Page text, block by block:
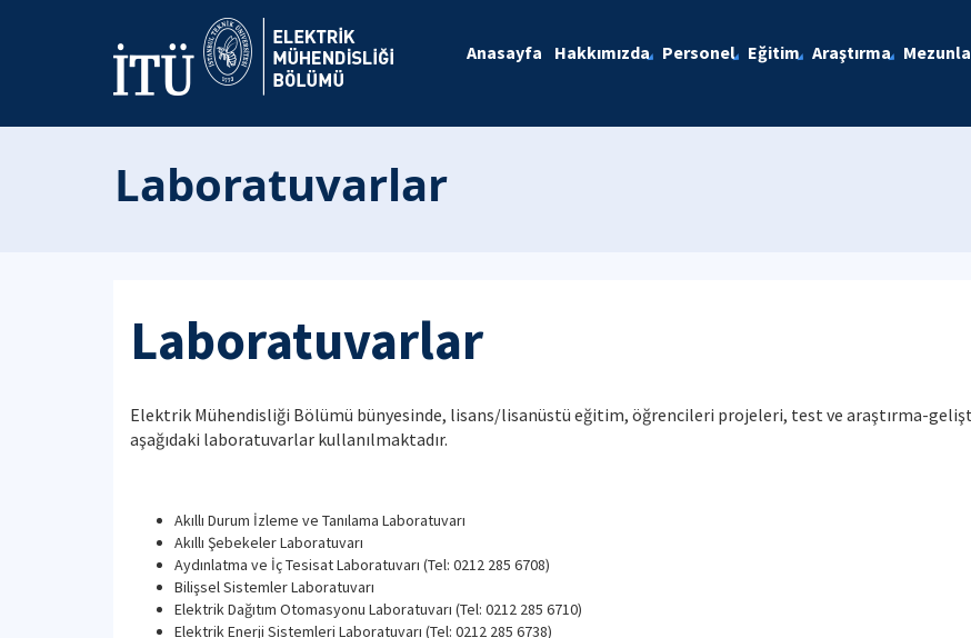
Anasayfa Hakkımızda Personel Eğitim Araştırma
Laboratuvarlar
Laboratuvarlar
Elektrik Mühendisliği Bölümü bünyesinde, lisans/lisanüstü eğitim, öğrencileri projeleri, test ve araştırma-
aşağıdaki laboratuvarlar kullanılmaktadır.
Akıllı Durum İzleme ve Tanılama Laboratuvarı
Akıllı Şebekeler Laboratuvarı
Aydınlatma ve İç Tesisat Laboratuvarı (Tel: 0212 285 6708)
Bilişsel Sistemler Laboratuvarı
Elektrik Dağıtım Otomasyonu Laboratuvarı (Tel: 0212 285 6710)
Elektrik Enerji Sistemleri Laboratuvarı (Tel: 0212 285 6738)